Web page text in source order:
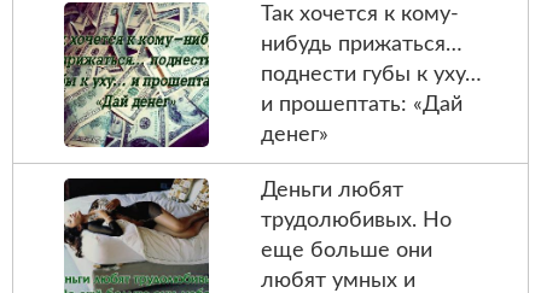
Так хочется к кому-
нибудь прижаться…
поднести губы к уху…
и прошептать: «Дай
денег»
Деньги любят
трудолюбивых. Но
еще больше они
любят умных и